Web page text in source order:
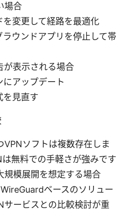
場合
を変更して経路を最適化
ラウンドアプリを停止して帯
が表示される場合
アップデート
を見直す
VPNソフトは複数存在しま
無料での手軽さが強みです
規模展開を想定する場合
ベースのソリュー
サービスとの比較検討が重